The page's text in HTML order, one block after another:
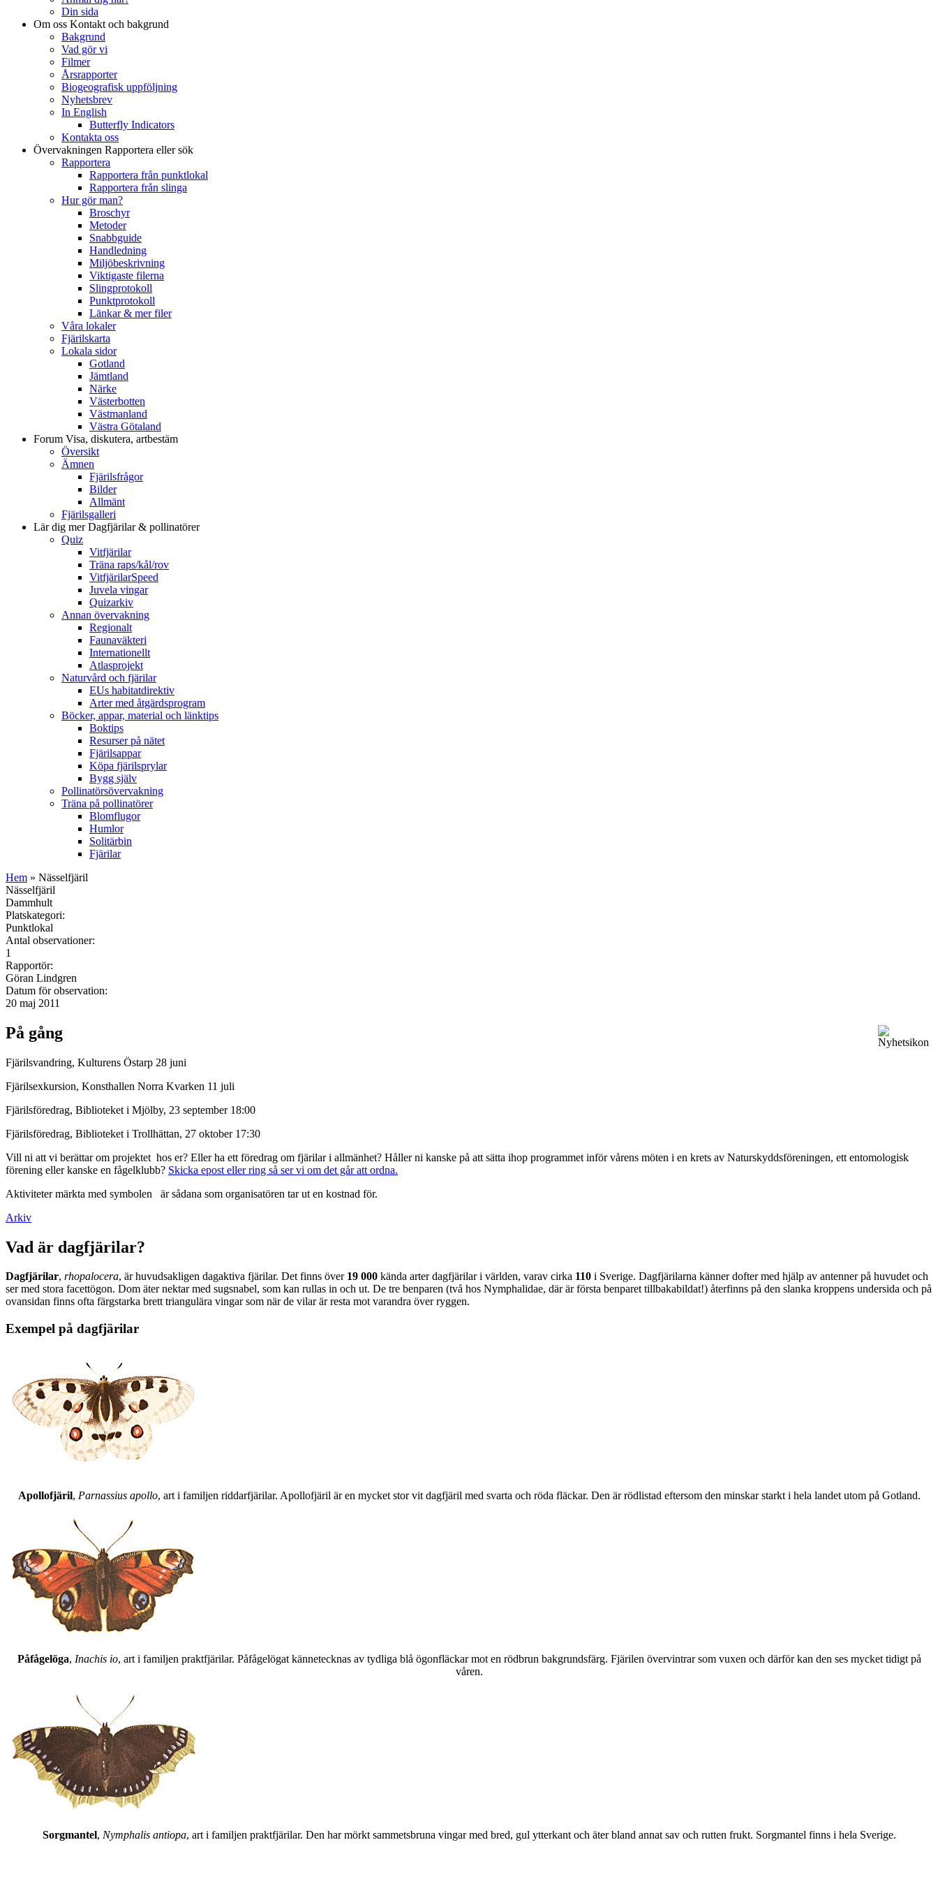
Din sida
Om oss Kontakt och bakgrund
Bakgrund
Vad gör vi
Filmer
Årsrapporter
Biogeografisk uppföljning
Nyhetsbrev
In English
Butterfly Indicators
Kontakta oss
Övervakningen Rapportera eller sök
Rapportera
Rapportera från punktlokal
Rapportera från slinga
Hur gör man?
Broschyr
Metoder
Snabbguide
Handledning
Miljöbeskrivning
Viktigaste filerna
Slingprotokoll
Punktprotokoll
Länkar & mer filer
Våra lokaler
Fjärilskarta
Lokala sidor
Gotland
Jämtland
Närke
Västerbotten
Västmanland
Västra Götaland
Forum Visa, diskutera, artbestäm
Översikt
Ämnen
Fjärilsfrågor
Bilder
Allmänt
Fjärilsgalleri
Lär dig merDagfjärilar & pollinatörer
Quiz
Vitfjärilar
Träna raps/kål/rov
VitfjärilarSpeed
Juvela vingar
Quizarkiv
Annan övervakning
Regionalt
Faunaväkteri
Internationellt
Atlasprojekt
Naturvård och fjärilar
EUs habitatdirektiv
Arter med åtgärdsprogram
Böcker, appar, material och länktips
Boktips
Resurser på nätet
Fjärilsappar
Köpa fjärilsprylar
Bygg själv
Pollinatörsövervakning
Träna på pollinatörer
Blomflugor
Humlor
Solitärbin
Fjärilar
Hem » Nässelfjäril
Nässelfjäril
Dammhult
Platskategori:
Punktlokal
Antal observationer:
1
Rapportör:
Göran Lindgren
Datum för observation:
20 maj 2011
På gång
Fjärilsvandring, Kulturens Östarp 28 juni
Fjärilsexkursion, Konsthallen Norra Kvarken 11 juli
Fjärilsföredrag, Biblioteket i Mjölby, 23 september 18:00
Fjärilsföredrag, Biblioteket i Trollhättan, 27 oktober 17:30
Vill ni att vi berättar om projektet hos er? Eller ha ett föredrag om fjärilar i allmänhet? Håller ni kanske på att sätta ihop programmet inför vårens möten i en krets av Naturskyddsföreningen, ett entomologisk
förening eller kanske en fågelklubb? Skicka epost eller ring så ser vi om det går att ordna.
Aktiviteter märkta med symbolen
är sådana som organisatören tar ut en kostnad för.
Arkiv
Vad är dagfjärilar?
Dagfjärilar, rhopalocera, är huvudsakligen dagaktiva fjärilar. Det finns över 19 000 kända arter dagfjärilar i världen, varav cirka 110 i Sverige. Dagfjärilarna känner dofter med hjälp av antenner på huvudet och
ser med stora facettögon. Dom äter nektar med sugsnabel, som kan rullas in och ut. De tre benparen (två hos Nymphalidae, där är första benparet tillbakabildat!) återfinns på den slanka kroppens undersida och på
ovansidan finns ofta färgstarka brett triangulära vingar som när de vilar är resta mot varandra över ryggen.
Exempel på dagfjärilar
Apollofjäril, Parnassius apollo, art i familjen riddarfjärilar. Apollofjäril är en mycket stor vit dagfjäril med svarta och röda fläckar. Den är rödlistad eftersom den minskar starkt i hela landet utom på Gotland.
Påfågelöga, Inachis io, art i familjen praktfjärilar. Påfågelögat kännetecknas av tydliga blå ögonfläckar mot en rödbrun bakgrundsfärg. Fjärilen övervintrar som vuxen och därför kan den ses mycket tidigt på
våren.
Sorgmantel, Nymphalis antiopa, art i familjen praktfjärilar. Den har mörkt sammetsbruna vingar med bred, gul ytterkant och äter bland annat sav och rutten frukt. Sorgmantel finns i hela Sverige.